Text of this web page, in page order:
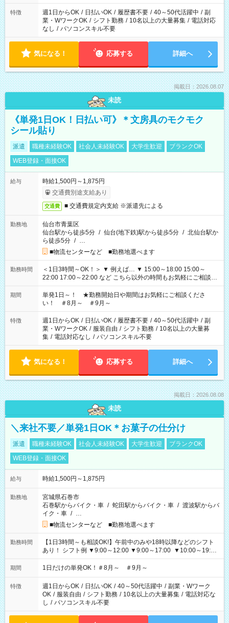
特徴 週1日からOK / 日払いOK / 履歴書不要 / 40～50代活躍中 / 副
業・WワークOK / シフト勤務 / 10名以上の大量募集 / 電話対応
なし / パソコンスキル不要
気になる！ 応募する 詳細へ
掲載日：2026.08.07
未読
《単発1日OK！日払い可》＊文房具のモクモク
シール貼り
派遣 職種未経験OK 社会人未経験OK 大学生歓迎
ブランクOK
WEB登録・面接OK
給与
時給1,500円～1,875円
交通費別途支給あり
交通費 ■ 交通費規定内支給 ※派遣先による
勤務地
仙台市青葉区
仙台駅から徒歩5分 / 仙台(地下鉄)駅から徒歩5分 / 北仙台駅か
ら徒歩5分 / …
■物流センターなど ■勤務地選べます
勤務時間
＜1日3時間～OK！＞ ▼ 例えば… ▼ 15:00～18:00 15:00～
22:00 17:00～22:00 など こちら以外の時間もお気軽にご相談く
ださい！
期間
単発1日～！ ★勤務開始日や期間はお気軽にご相談くださ
い！ ＃8月～ ＃9月～
特徴 週1日からOK / 日払いOK / 履歴書不要 / 40～50代活躍中 / 副
業・WワークOK / 服装自由 / シフト勤務 / 10名以上の大量募
集 / 電話対応なし / パソコンスキル不要
気になる！ 応募する 詳細へ
掲載日：2026.08.08
未読
＼来社不要／単発1日OK＊お菓子の仕分け
派遣 職種未経験OK 社会人未経験OK 大学生歓迎
ブランクOK
WEB登録・面接OK
給与 時給1,500円～1,875円
勤務地
宮城県石巻市
石巻駅からバイク・車 / 蛇田駅からバイク・車 / 渡波駅からバ
イク・車 / …
■物流センターなど ■勤務地選べます
勤務時間
【1日3時間～も相談OK!】午前中のみや18時以降などのシフト
あり！ シフト例 ▼9:00～12:00 ▼9:00～17:00 ▼10:00～19:00
▼18:00～21:00
期間 1日だけの単発OK！＃8月～ ＃9月～
特徴 週1日からOK / 日払いOK / 40～50代活躍中 / 副業・Wワーク
OK / 服装自由 / シフト勤務 / 10名以上の大量募集 / 電話対応な
し / パソコンスキル不要